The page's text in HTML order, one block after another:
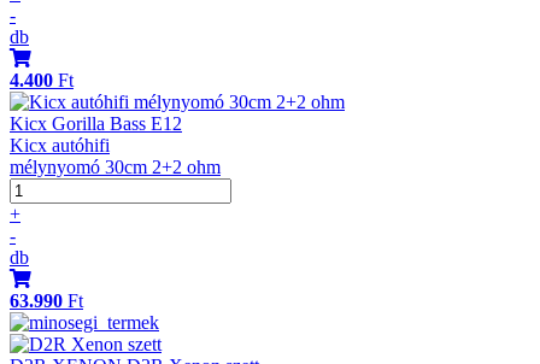
-
db
4.400 Ft
Kicx Gorilla Bass E12
Kicx autóhifi
mélynyomó 30cm 2+2 ohm
+
-
db
63.990 Ft